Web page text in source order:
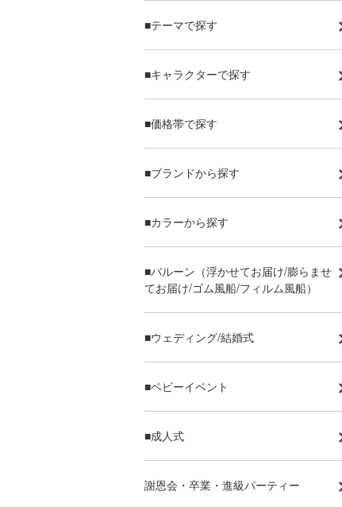
■テーマで探す
■キャラクターで探す
■価格帯で探す
■ブランドから探す
■カラーから探す
■バルーン（浮かせてお届け/膨らませ
てお届け/ゴム風船/フィルム風船）
■ウェディング/結婚式
■ベビーイベント
■成人式
謝恩会・卒業・進級パーティー